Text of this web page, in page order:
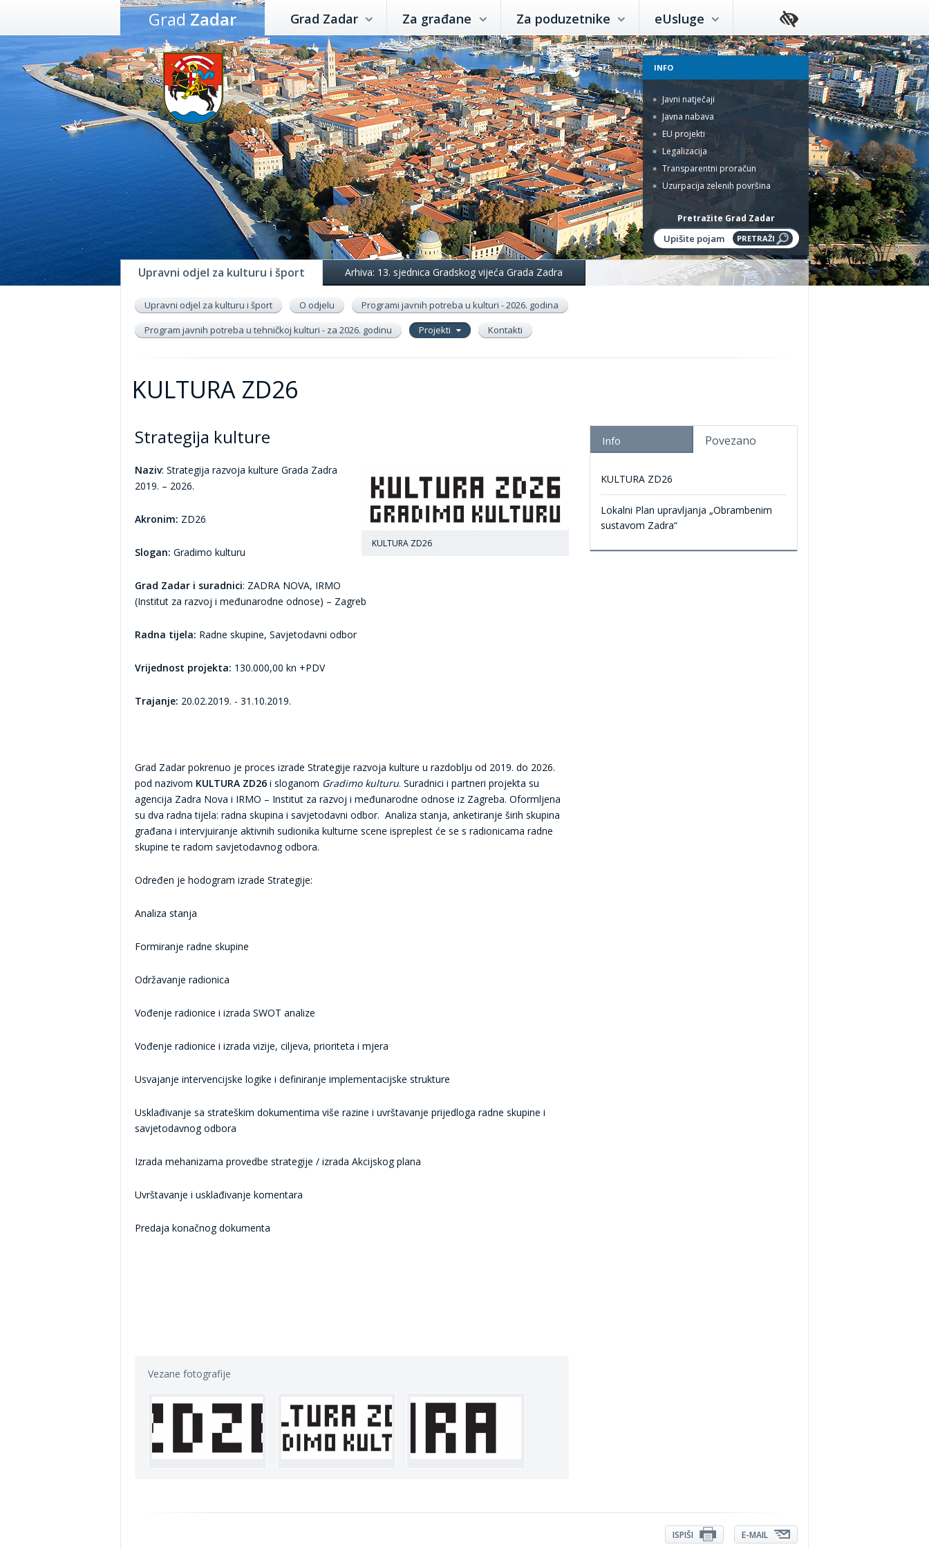
Preskoči
sadržaj
GradZadar Grad Zadar Za građane Za poduzetnike eUsluge
INFO
Javni natječaji
Javna nabava
EU projekti
Legalizacija
Transparentni proračun
Uzurpacija zelenih površina
Pretražite Grad Zadar
Upravni odjel za kulturu i šport Arhiva: 13. sjednica Gradskog vijeća Grada Zadra
Upravni odjel za kulturu i šport O odjelu
Programi javnih potreba u kulturi - 2026. godina
Program javnih potreba u tehničkoj kulturi - za 2026. godinu
Projekti Kontakti
KULTURA ZD26
Strategija kulture
KULTURA ZD26
Naziv: Strategija razvoja kulture Grada Zadra
2019. – 2026.
Akronim: ZD26
Slogan: Gradimo kulturu
Grad Zadar i suradnici: ZADRA NOVA, IRMO
(Institut za razvoj i međunarodne odnose) – Zagreb
Radna tijela: Radne skupine, Savjetodavni odbor
Vrijednost projekta: 130.000,00 kn +PDV
Trajanje: 20.02.2019. - 31.10.2019.
Grad Zadar pokrenuo je proces izrade Strategije razvoja kulture u razdoblju od 2019. do 2026.
pod nazivom KULTURA ZD26 i sloganom Gradimo kulturu. Suradnici i partneri projekta su
agencija Zadra Nova i IRMO – Institut za razvoj i međunarodne odnose iz Zagreba. Oformljena
su dva radna tijela: radna skupina i savjetodavni odbor. Analiza stanja, anketiranje širih skupina
građana i intervjuiranje aktivnih sudionika kulturne scene ispreplest će se s radionicama radne
skupine te radom savjetodavnog odbora.
Određen je hodogram izrade Strategije:
Analiza stanja
Formiranje radne skupine
Održavanje radionica
Vođenje radionice i izrada SWOT analize
Vođenje radionice i izrada vizije, ciljeva, prioriteta i mjera
Usvajanje intervencijske logike i definiranje implementacijske strukture
Usklađivanje sa strateškim dokumentima više razine i uvrštavanje prijedloga radne skupine i
savjetodavnog odbora
Izrada mehanizama provedbe strategije / izrada Akcijskog plana
Uvrštavanje i usklađivanje komentara
Predaja konačnog dokumenta
Vezane fotografije
Info Povezano
KULTURA ZD26
Lokalni Plan upravljanja „Obrambenim
sustavom Zadra“
E-MAIL
ISPIŠI